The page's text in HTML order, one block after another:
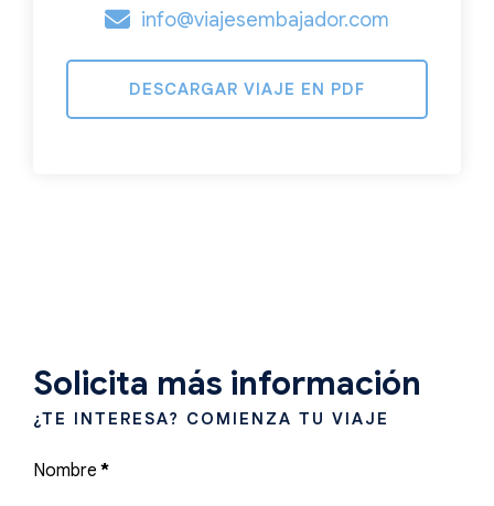
info@viajesembajador.com
DESCARGAR VIAJE EN PDF
Solicita más información
¿TE INTERESA? COMIENZA TU VIAJE
Nombre *